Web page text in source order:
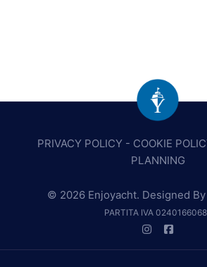
PRIVACY POLICY - COOKIE
PLANNING
© 2026 Enjoyacht. Designed By
PARTITA IVA